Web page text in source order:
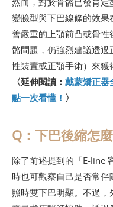
變臉型與下巴線條的效
善嚴重的上顎前凸或骨
骼問題，仍強烈建議透
性裝置或正顎手術）來獲
〈延伸閱讀： 戴蒙矯正器
點一次看懂！ 〉
Q：下巴後縮怎
除了前述提到的「E-line
時也可觀察自己是否常
照時雙下巴明顯。不過